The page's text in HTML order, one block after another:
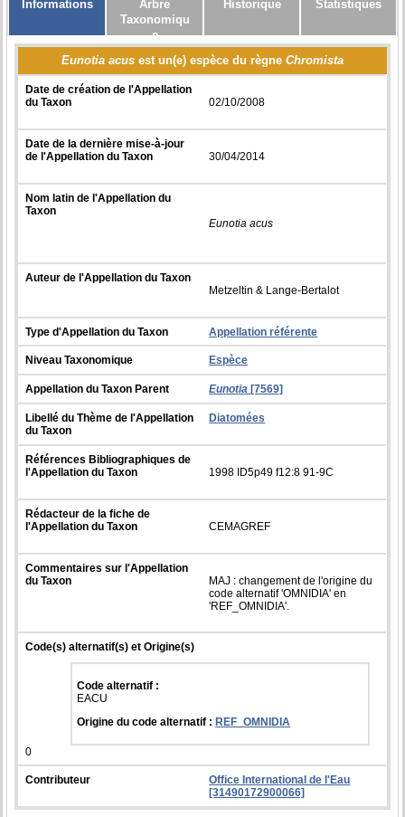
Informations
Arbre
Taxonomiqu
e
Historique Statistiques
Eunotia acus est un(e) espèce du règne Chromista
Date de création de l'Appellation
du Taxon
02/10/2008
Date de la dernière mise-à-jour
de l'Appellation du Taxon
30/04/2014
Nom latin de l'Appellation du
Taxon
Eunotia acus
Auteur de l'Appellation du Taxon
Metzeltin & Lange-Bertalot
Type d'Appellation du Taxon Appellation référente
Niveau Taxonomique Espèce
Appellation du Taxon Parent Eunotia[7569]
Libellé du Thème de l'Appellation
du Taxon
Diatomées
Références Bibliographiques de
l'Appellation du Taxon
1998 ID5p49 f12:8 91-9C
Rédacteur de la fiche de
l'Appellation du Taxon
CEMAGREF
Commentaires sur l'Appellation
du Taxon
MAJ : changement de l'origine du
code alternatif 'OMNIDIA' en
'REF_OMNIDIA'.
Code(s) alternatif(s) et Origine(s)
Code alternatif :
EACU
Origine du code alternatif :REF_OMNIDIA
0
Contributeur
Office International de l'Eau
[31490172900066]